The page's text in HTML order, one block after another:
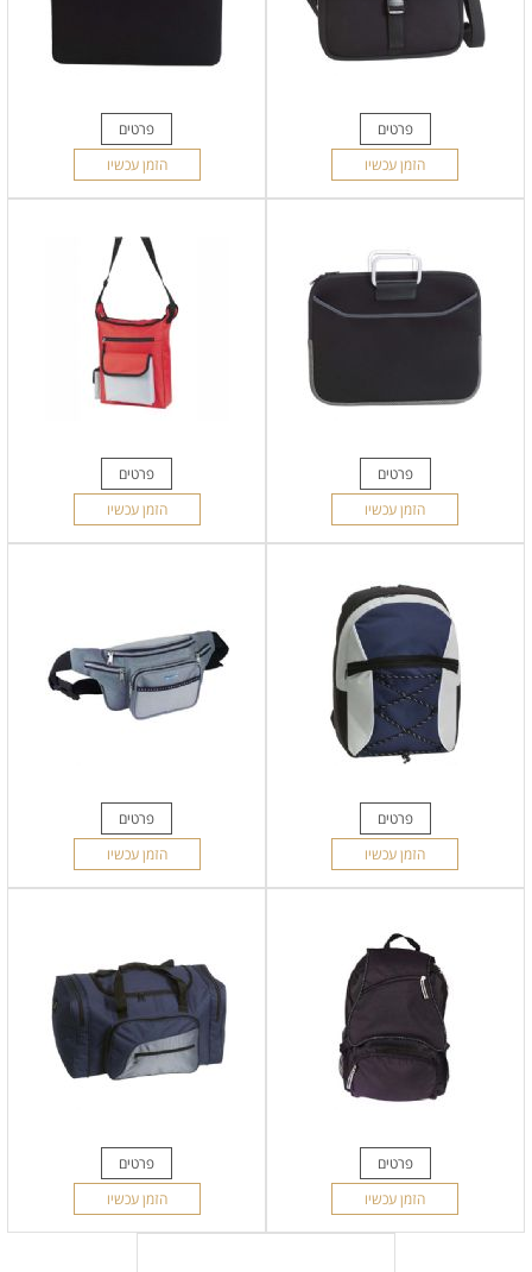
פרטים
הזמן עכשיו
פרטים
הזמן עכשיו
פרטים
הזמן עכשיו
פרטים
הזמן עכשיו
פרטים
הזמן עכשיו
פרטים
הזמן עכשיו
פרטים
הזמן עכשיו
פרטים
הזמן עכשיו